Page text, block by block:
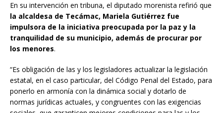
En su intervención en tribuna, el diputado morenista refirió que
la alcaldesa de Tecámac, Mariela Gutiérrez fue
impulsora de la iniciativa preocupada por la paz y la
tranquilidad de su municipio, además de procurar por
los menores.
“Es obligación de las y los legisladores actualizar la legislación
estatal, en el caso particular, del Código Penal del Estado, para
ponerlo en armonía con la dinámica social y dotarlo de
normas jurídicas actuales, y congruentes con las exigencias